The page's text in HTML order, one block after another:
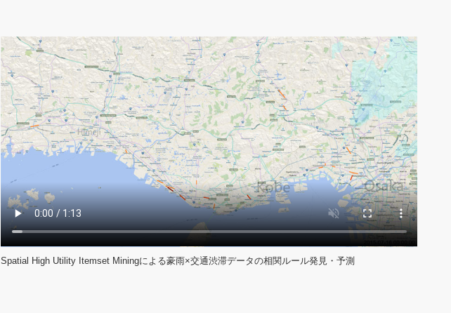
Spatial High Utility Itemset Miningによる豪雨×交通渋滞データの相関ルール発見・予測